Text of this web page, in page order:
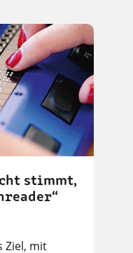
stimmt,
Ziel, mit